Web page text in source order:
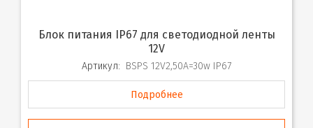
Блок питания IP67 для светодиодной ленты
12V
Артикул: BSPS 12V2,50A=30w IP67
Подробнее